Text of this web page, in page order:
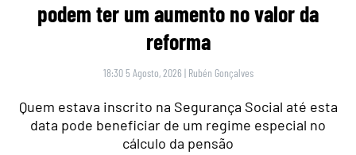
podem ter um aumento no valor da
reforma
18:30 5 Agosto, 2026 | Rubén Gonçalves
Quem estava inscrito na Segurança Social até esta
data pode beneficiar de um regime especial no
cálculo da pensão